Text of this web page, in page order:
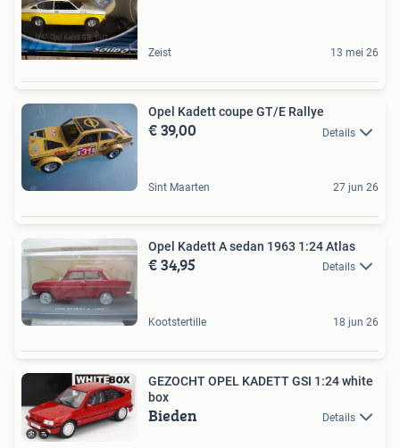
Zeist 13 mei 26
Opel Kadett coupe GT/E Rallye
€ 39,00 Details
Sint Maarten 27 jun 26
Opel Kadett A sedan 1963 1:24 Atlas
€ 34,95 Details
Kootstertille 18 jun 26
GEZOCHT OPEL KADETT GSI 1:24 white
box
Bieden Details